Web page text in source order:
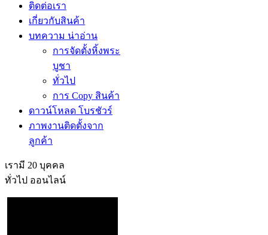
ติดต่อเรา
เกี่ยวกับสินค้า
บทความ น่าอ่าน
การจัดตั้งหิ้งพระ
บูชา
ทั่วไป
การ Copy สินค้า
ดาวน์โหลด โบรชัวร์
ภาพงานติดตั้งจาก
ลูกค้า
เรามี 20 บุคคล
ทั่วไป ออนไลน์